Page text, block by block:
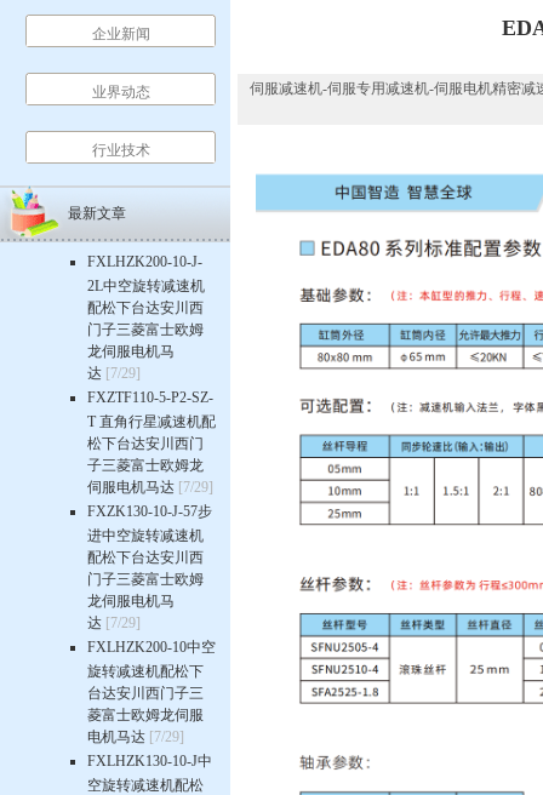
企业新闻
业界动态
行业技术
最新文章
FXLHZK200-10-J-
2L中空旋转减速机
配松下台达安川西
门子三菱富士欧姆
龙伺服电机马
达 [7/29]
FXZTF110-5-P2-SZ-
T 直角行星减速机配
松下台达安川西门
子三菱富士欧姆龙
伺服电机马达 [7/29]
FXZK130-10-J-57步
进中空旋转减速机
配松下台达安川西
门子三菱富士欧姆
龙伺服电机马
达 [7/29]
FXLHZK200-10中空
旋转减速机配松下
台达安川西门子三
菱富士欧姆龙伺服
电机马达 [7/29]
FXLHZK130-10-J中
空旋转减速机配松
伺服减速机-伺服专用减速机-伺服电机精密减